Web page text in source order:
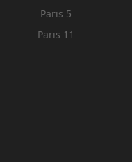
Paris 5
Paris 11